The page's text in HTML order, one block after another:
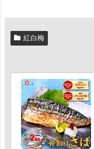
紅白梅